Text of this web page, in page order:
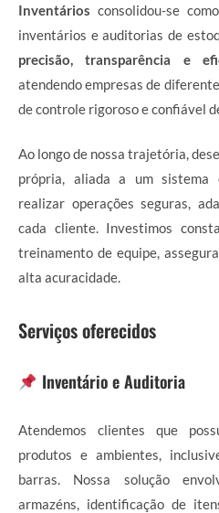
Inventários consolidou-se
inventários e auditorias de
precisão, transparência e
atendendo empresas de
de controle rigoroso e confiável
Ao longo de nossa trajetória,
própria, aliada a um sistema
realizar operações seguras,
cada cliente. Investimos
treinamento de equipe,
alta acuracidade.
Serviços oferecidos
Inventário e Auditoria
Atendemos clientes que
produtos e ambientes,
barras. Nossa solução
armazéns, identificação de